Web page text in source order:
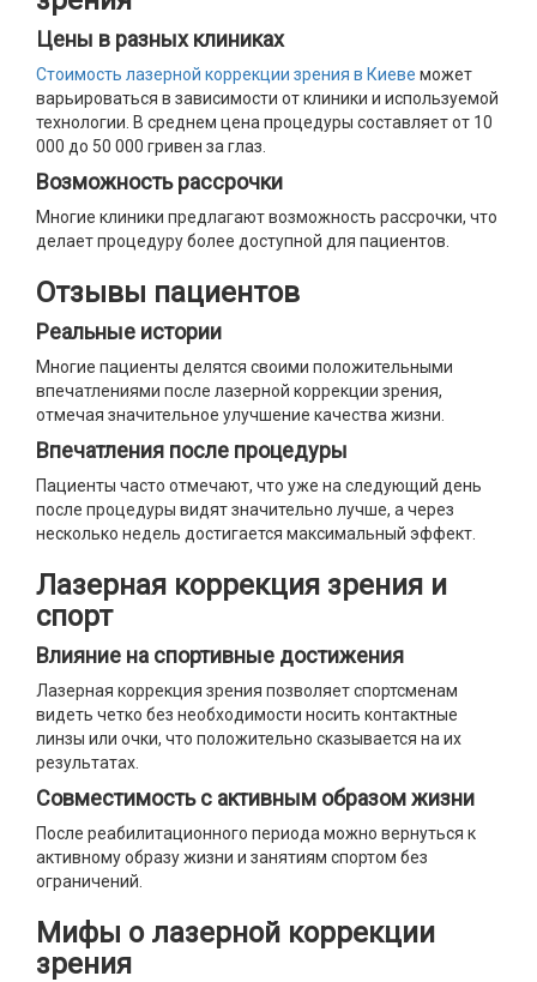
Цены в разных клиниках
Стоимость лазерной коррекции зрения в Киеве может
варьироваться в зависимости от клиники и используемой
технологии. В среднем цена процедуры составляет от 10
000 до 50 000 гривен за глаз.
Возможность рассрочки
Многие клиники предлагают возможность рассрочки, что
делает процедуру более доступной для пациентов.
Отзывы пациентов
Реальные истории
Многие пациенты делятся своими положительными
впечатлениями после лазерной коррекции зрения,
отмечая значительное улучшение качества жизни.
Впечатления после процедуры
Пациенты часто отмечают, что уже на следующий день
после процедуры видят значительно лучше, а через
несколько недель достигается максимальный эффект.
Лазерная коррекция зрения и
спорт
Влияние на спортивные достижения
Лазерная коррекция зрения позволяет спортсменам
видеть четко без необходимости носить контактные
линзы или очки, что положительно сказывается на их
результатах.
Совместимость с активным образом жизни
После реабилитационного периода можно вернуться к
активному образу жизни и занятиям спортом без
ограничений.
Мифы о лазерной коррекции
зрения